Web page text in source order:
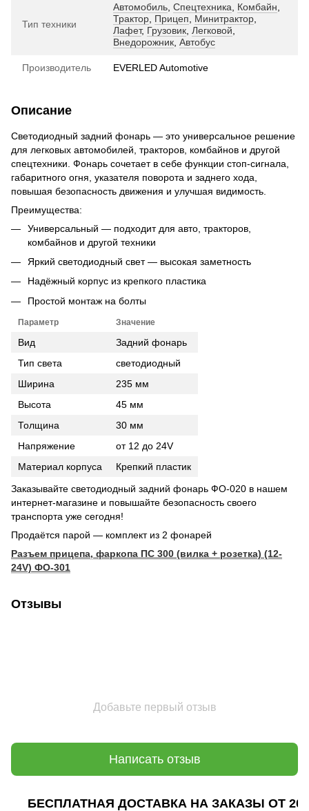
Тип техники
Автомобиль Спецтехника Комбайн
Трактор Прицеп Минитрактор
Лафет, Грузовик Легковой
Внедорожник Автобус
Производитель EVERLED Automotive
Описание
Светодиодный задний фонарь — это универсальное решение
для легковых автомобилей, тракторов, комбайнов и другой
спецтехники. Фонарь сочетает в себе функции стоп-сигнала,
габаритного огня, указателя поворота и заднего хода,
повышая безопасность движения и улучшая видимость.
Преимущества:
Универсальный — подходит для авто, тракторов,
комбайнов и другой техники
Яркий светодиодный свет — высокая заметность
Надёжный корпус из крепкого пластика
Простой монтаж на болты
Параметр Значение
Вид
Задний фонарь
Тип света
светодиодный
Ширина
235 мм
Высота
45 мм
Толщина
30 мм
Напряжение
от 12 до 24V
Материал корпуса
Крепкий пластик
Заказывайте светодиодный задний фонарь ФО-020 в нашем
интернет-магазине и повышайте безопасность своего
транспорта уже сегодня!
Продаётся парой — комплект из 2 фонарей
Разъем прицепа, фаркопа ПС 300 (вилка + розетка) (12-
24V) ФО-301
Отзывы
Добавьте первый отзыв
Написать отзыв
БЕСПЛАТНАЯ ДОСТАВКА НА ЗАКАЗЫ ОТ